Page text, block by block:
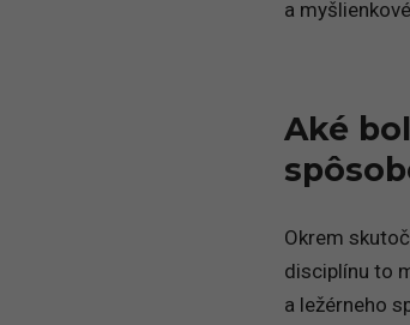
a
Aké
Okrem
disciplínu to
a ležérneho